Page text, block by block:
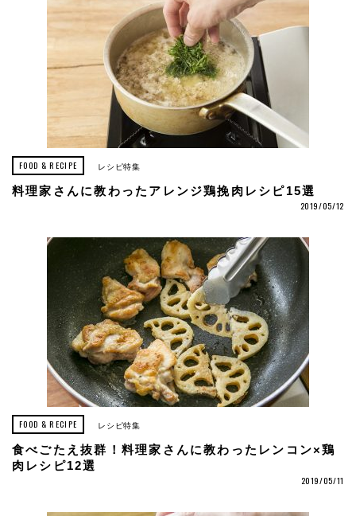
FOOD & RECIPE レシピ特集
料理家さんに教わったアレンジ鶏挽肉レシピ15選
2019/05/12
FOOD & RECIPE レシピ特集
食べごたえ抜群！料理家さんに教わったレンコン×鶏
肉レシピ12選
2019/05/11